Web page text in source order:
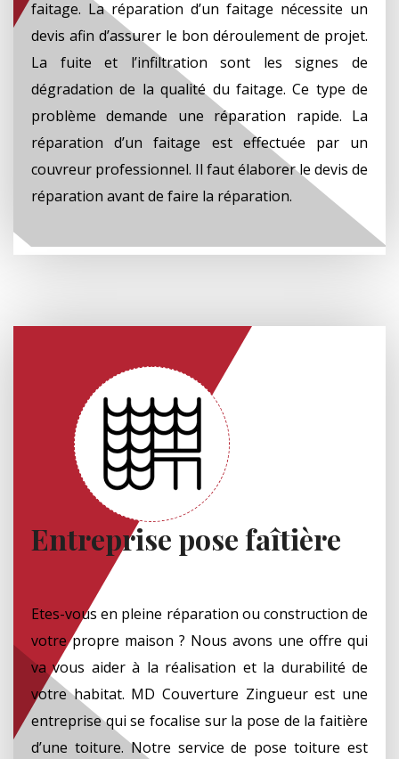
faitage. La réparation d’un faitage nécessite un
devis afin d’assurer le bon déroulement de projet.
La fuite et l’infiltration sont les signes de
dégradation de la qualité du faitage. Ce type de
problème demande une réparation rapide. La
réparation d’un faitage est effectuée par un
couvreur professionnel. Il faut élaborer le devis de
réparation avant de faire la réparation.
Entreprise pose faîtière
Etes-vous en pleine réparation ou construction de
votre propre maison ? Nous avons une offre qui
va vous aider à la réalisation et la durabilité de
votre habitat. MD Couverture Zingueur est une
entreprise qui se focalise sur la pose de la faitière
d’une toiture. Notre service de pose toiture est